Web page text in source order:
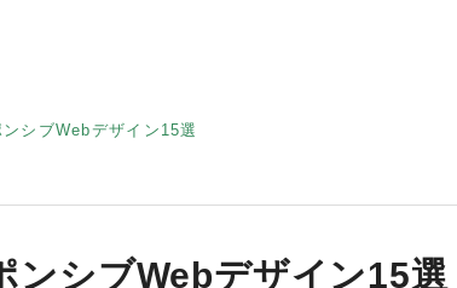
シブWebデザイン15選
ンシブWebデザイン15選